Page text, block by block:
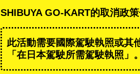
SHIBUYA GO-KART的取消政
此活動需要國際駕駛執照或其
「在日本駕駛所需駕駛執照」。